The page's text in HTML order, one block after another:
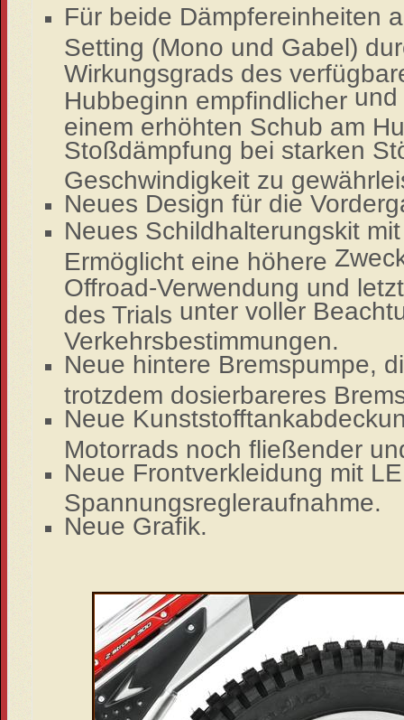
Für beide Dämpfereinheiten
Setting (Mono und Gabel)
Wirkungsgrads des
Hubbeginn empfindlicher und
einem erhöhten Schub am
Stoßdämpfung bei starken
Geschwindigkeit zu
Neues Design für die
Neues Schildhalterungskit
Ermöglicht eine höhere
Offroad-Verwendung und
des Trials unter voller
Verkehrsbestimmungen.
Neue hintere Bremspumpe,
trotzdem dosierbareres
Neue
Motorrads noch fließender
Neue Frontverkleidung mit
Spannungsregleraufnahme.
Neue Grafik.